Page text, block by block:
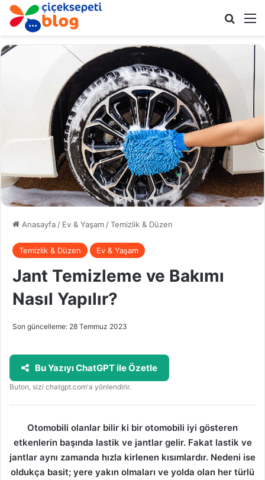
Anasayfa / Ev & Yaşam /Temizlik & Düzen
Temizlik & Düzen Ev & Yaşam
Jant Temizleme ve Bakımı
Nasıl Yapılır?
Son güncelleme: 28 Temmuz 2023
Bu Yazıyı ChatGPT ile Özetle
Buton, sizi chatgpt.com'a yönlendirir.
Otomobili olanlar bilir ki bir otomobili iyi gösteren
etkenlerin başında lastik ve jantlar gelir. Fakat lastik ve
jantlar aynı zamanda hızla kirlenen kısımlardır. Nedeni ise
oldukça basit; yere yakın olmaları ve yolda olan her türlü